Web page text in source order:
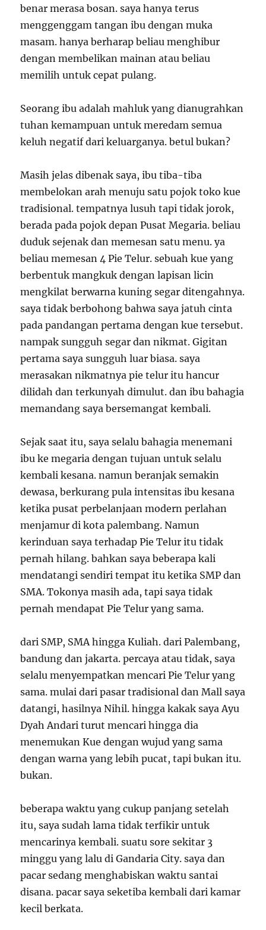
benar merasa bosan. saya hanya terus
menggenggam tangan ibu dengan muka
masam. hanya berharap beliau menghibur
dengan membelikan mainan atau beliau
memilih untuk cepat pulang.
Seorang ibu adalah mahluk yang dianugrahkan
tuhan kemampuan untuk meredam semua
keluh negatif dari keluarganya. betul bukan?
Masih jelas dibenak saya, ibu tiba-tiba
membelokan arah menuju satu pojok toko kue
tradisional. tempatnya lusuh tapi tidak jorok,
berada pada pojok depan Pusat Megaria. beliau
duduk sejenak dan memesan satu menu. ya
beliau memesan 4 Pie Telur. sebuah kue yang
berbentuk mangkuk dengan lapisan licin
mengkilat berwarna kuning segar ditengahnya.
saya tidak berbohong bahwa saya jatuh cinta
pada pandangan pertama dengan kue tersebut.
nampak sungguh segar dan nikmat. Gigitan
pertama saya sungguh luar biasa. saya
merasakan nikmatnya pie telur itu hancur
dilidah dan terkunyah dimulut. dan ibu bahagia
memandang saya bersemangat kembali.
Sejak saat itu, saya selalu bahagia menemani
ibu ke megaria dengan tujuan untuk selalu
kembali kesana. namun beranjak semakin
dewasa, berkurang pula intensitas ibu kesana
ketika pusat perbelanjaan modern perlahan
menjamur di kota palembang. Namun
kerinduan saya terhadap Pie Telur itu tidak
pernah hilang. bahkan saya beberapa kali
mendatangi sendiri tempat itu ketika SMP dan
SMA. Tokonya masih ada, tapi saya tidak
pernah mendapat Pie Telur yang sama.
dari SMP, SMA hingga Kuliah. dari Palembang,
bandung dan jakarta. percaya atau tidak, saya
selalu menyempatkan mencari Pie Telur yang
sama. mulai dari pasar tradisional dan Mall saya
datangi, hasilnya Nihil. hingga kakak saya Ayu
Dyah Andari turut mencari hingga dia
menemukan Kue dengan wujud yang sama
dengan warna yang lebih pucat, tapi bukan itu.
bukan.
beberapa waktu yang cukup panjang setelah
itu, saya sudah lama tidak terfikir untuk
mencarinya kembali. suatu sore sekitar 3
minggu yang lalu di Gandaria City. saya dan
pacar sedang menghabiskan waktu santai
disana. pacar saya seketiba kembali dari kamar
kecil berkata.